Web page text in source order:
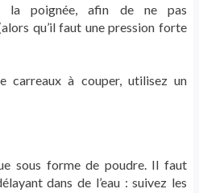
la poignée, afin de ne pas
qu’il faut une pression forte
carreaux à couper, utilisez un
sous forme de poudre. Il faut
dans de l’eau : suivez les